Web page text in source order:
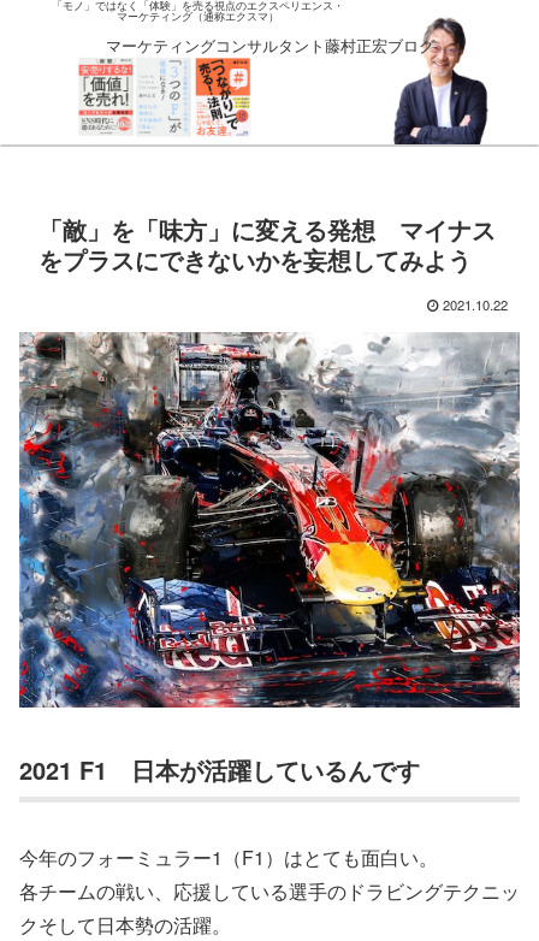
「モノ」ではなく「体験」を売る視点のエクスペリエンス・
マーケティング（通称エクスマ）
マーケティングコンサルタント藤村正宏ブログ
「敵」を「味方」に変える発想 マイナス
をプラスにできないかを妄想してみよう
2021.10.22
2021 F1 日本が活躍しているんです
今年のフォーミュラー1（F1）はとても面白い。
各チームの戦い、応援している選手のドラビングテクニッ
クそして日本勢の活躍。